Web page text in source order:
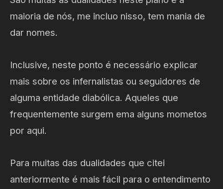
maioria de nós, me incluo nisso, tem mania de
dar nomes.
Inclusive, neste ponto é necessário explicar
mais sobre os infernalistas ou seguidores de
alguma entidade diabólica. Aqueles que
frequentemente surgem ema alguns mometos
por aqui.
Para muitas das dualidades que citei
anteriormente é mais fácil para o entendimento